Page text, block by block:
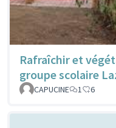
Rafraîchir et
groupe scolaire
CAPUCINE 1 6